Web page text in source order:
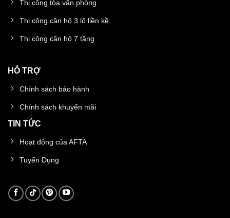
Thi công tòa văn phòng
Thi công căn hộ 3 lô liền kề
Thi công căn hộ 7 tầng
HỖ TRỢ
Chính sách bảo hành
Chính sách khuyến mãi
TIN TỨC
Hoạt động của AFTA
Tuyển Dụng